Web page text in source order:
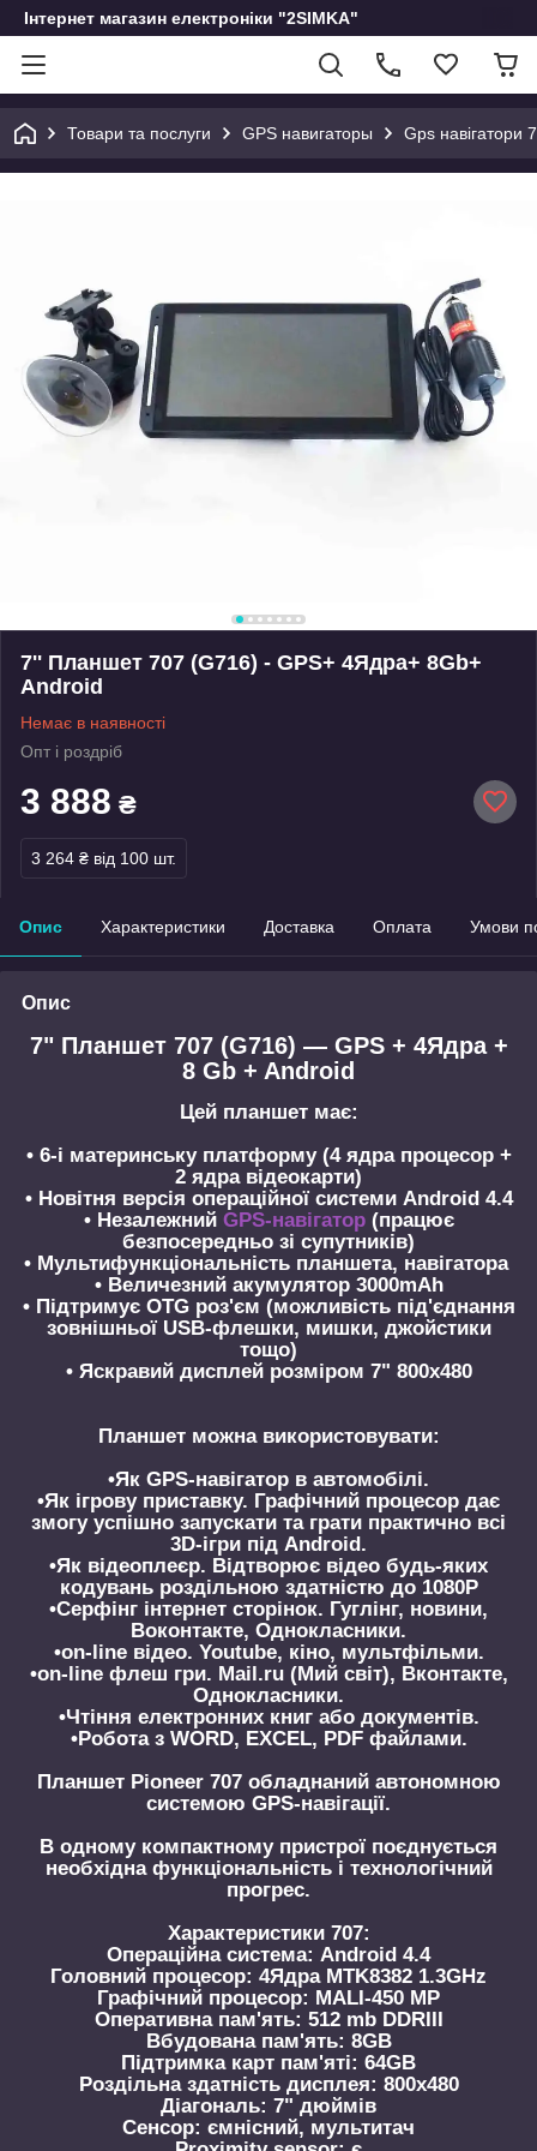
Інтернет магазин електроніки "2SIMKA"
Товари та послуги GPS навигаторы Gps навігатори
7'' Планшет 707 (G716) - GPS+ 4Ядра+ 8Gb+
Android
Немає в наявності
Опт і роздріб
3 888 ₴
3 264 ₴ від 100 шт.
Опис Характеристики Доставка Оплата Умови
Опис
7" Планшет 707 (G716) — GPS + 4Ядра +
8 Gb + Android
Цей планшет має:
• 6-і материнську платформу (4 ядра процесор +
2 ядра відеокарти)
• Новітня версія операційної системи Android 4.4
• Незалежний GPS-навігатор(працює
безпосередньо зі супутників)
• Мультифункціональність планшета, навігатора
• Величезний акумулятор 3000mAh
• Підтримує OTG роз'єм (можливість під'єднання
зовнішньої USB-флешки, мишки, джойстики
тощо)
• Яскравий дисплей розміром 7" 800х480
Планшет можна використовувати:
•Як GPS-навігатор в автомобілі.
•Як ігрову приставку. Графічний процесор дає
змогу успішно запускати та грати практично всі
3D-ігри під Android.
•Як відеоплеєр. Відтворює відео будь-яких
кодувань роздільною здатністю до 1080P
•Серфінг інтернет сторінок. Гуглінг, новини,
Воконтакте, Однокласники.
•on-line відео. Youtube, кіно, мультфільми.
•on-line флеш гри. Mail.ru (Мий світ), Вконтакте,
Однокласники.
•Чтіння електронних книг або документів.
•Робота з WORD, EXCEL, PDF файлами.
Планшет Pioneer 707 обладнаний автономною
системою GPS-навігації.
В одному компактному пристрої поєднується
необхідна функціональність і технологічний
прогрес.
Характеристики 707:
Операційна система: Android 4.4
Головний процесор: 4Ядра MTK8382 1.3GHz
Графічний процесор: MALI-450 MP
Оперативна пам'ять: 512 mb DDRIII
Вбудована пам'ять: 8GB
Підтримка карт пам'яті: 64GB
Роздільна здатність дисплея: 800x480
Діагональ: 7" дюймів
Сенсор: ємнісний, мультитач